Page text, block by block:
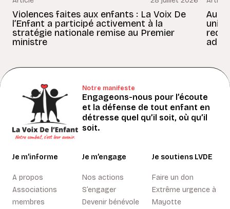
Violences faites aux enfants : La Voix De
l’Enfant a participé activement à la
stratégie nationale remise au Premier
ministre
Au
Notre manifeste
Engageons-nous pour l’écoute
et la défense de tout enfant en
détresse quel qu’il soit, où qu’il
soit.
Je m’informe
A propos
Associations
membres
Je m’engage
Nos actions
S’engager
Devenir bénévole
Je soutiens LVDE
Faire un don
Extrême urgence à
Mayotte